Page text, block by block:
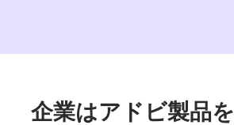
企業はアドビ製品を